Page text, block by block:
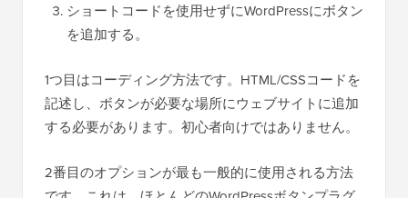
ショートコードを使用せずにWordPressにボタン
を追加する。
1つ目はコーディング方法です。HTML/CSSコードを
記述し、ボタンが必要な場所にウェブサイトに追加
する必要があります。初心者向けではありません。
2番目のオプションが最も一般的に使用される方法